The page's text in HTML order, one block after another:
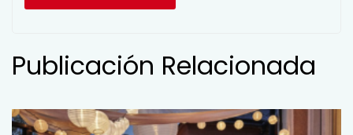
Publicación Relacionada